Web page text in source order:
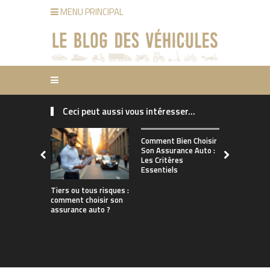
MENU PRINCIPAL
Ceci peut aussi vous intéresser...
Tiers ou tous risques :
comment choisir son
assurance auto ?
Comment Bien Choisir
Son Assurance Auto :
Les Critères
Essentiels